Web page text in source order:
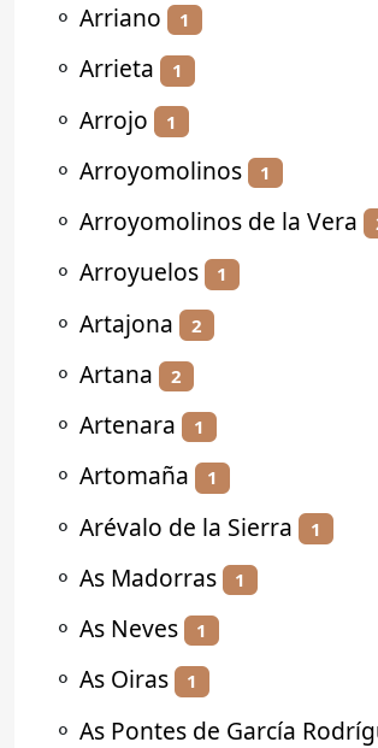
⚬ Arriano 1
⚬ Arrieta 1
⚬ Arrojo 1
⚬ Arroyomolinos 1
⚬ Arroyomolinos de la Vera
⚬ Arroyuelos 1
⚬ Artajona 2
⚬ Artana 2
⚬ Artenara 1
⚬ Artomaña 1
⚬ Arévalo de la Sierra 1
⚬ As Madorras 1
⚬ As Neves 1
⚬ As Oiras 1
⚬ As Pontes de García